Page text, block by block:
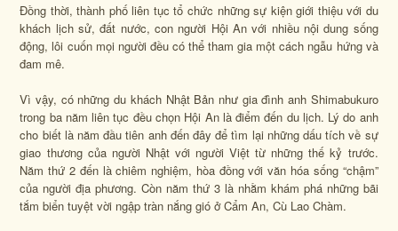
Đồng thời, thành phố liên tục tổ chức những sự kiện giới thiệu với du
khách lịch sử, đất nước, con người Hội An với nhiều nội dung sống
động, lôi cuốn mọi người đều có thể tham gia một cách ngẫu hứng và
đam mê.
Vì vậy, có những du khách Nhật Bản như gia đình anh Shimabukuro
trong ba năm liên tục đều chọn Hội An là điểm đến du lịch. Lý do anh
cho biết là năm đầu tiên anh đến đây để tìm lại những dấu tích về sự
giao thương của người Nhật với người Việt từ những thế kỷ trước.
Năm thứ 2 đến là chiêm nghiệm, hòa đồng với văn hóa sống “chậm”
của người địa phương. Còn năm thứ 3 là nhằm khám phá những bãi
tắm biển tuyệt vời ngập tràn nắng gió ở Cẩm An, Cù Lao Chàm.